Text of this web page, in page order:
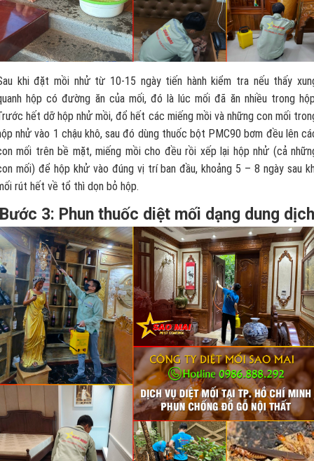
khi đặt mồi nhử từ 10-15 ngày tiến hành kiểm tra nếu thấy
hộp có đường ăn của mối, đó là lúc mối đã ăn nhiều trong
hết dỡ hộp nhử mồi, đổ hết các miếng mồi và những con mối
nhử vào 1 chậu khô, sau đó dùng thuốc bột PMC90 bơm đều lên
mối trên bề mặt, miếng mồi cho đều rồi xếp lại hộp nhử (cả
mối) để hộp khử vào đúng vị trí ban đầu, khoảng 5 – 8 ngày sau
rút hết về tổ thì dọn bỏ hộp.
Bước 3: Phun thuốc diệt mối dạng dung dịch